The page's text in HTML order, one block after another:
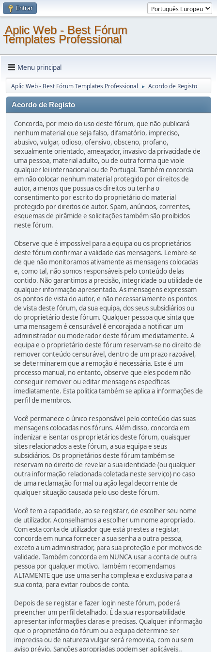
Entrar
Aplic Web - Best Fórum
Templates Professional
Menu principal
Aplic Web - Best Fórum Templates Professional ► Acordo de Registo
Acordo de Registo
Concorda, por meio do uso deste fórum, que não publicará
nenhum material que seja falso, difamatório, impreciso,
abusivo, vulgar, odioso, ofensivo, obsceno, profano,
sexualmente orientado, ameaçador, invasivo da privacidade de
uma pessoa, material adulto, ou de outra forma que viole
qualquer lei internacional ou de Portugal. Também concorda
em não colocar nenhum material protegido por direitos de
autor, a menos que possua os direitos ou tenha o
consentimento por escrito do proprietário do material
protegido por direitos de autor. Spam, anúncios, correntes,
esquemas de pirâmide e solicitações também são proibidos
neste fórum.
Observe que é impossível para a equipa ou os proprietários
deste fórum confirmar a validade das mensagens. Lembre-se
de que não monitoramos ativamente as mensagens colocadas
e, como tal, não somos responsáveis pelo conteúdo delas
contido. Não garantimos a precisão, integridade ou utilidade de
qualquer informação apresentada. As mensagens expressam
os pontos de vista do autor, e não necessariamente os pontos
de vista deste fórum, da sua equipa, dos seus subsidiários ou
do proprietário deste fórum. Qualquer pessoa que sinta que
uma mensagem é censurável é encorajada a notificar um
administrador ou moderador deste fórum imediatamente. A
equipa e o proprietário deste fórum reservam-se no direito de
remover conteúdo censurável, dentro de um prazo razoável,
se determinarem que a remoção é necessária. Este é um
processo manual, no entanto, observe que eles podem não
conseguir remover ou editar mensagens específicas
imediatamente. Esta política também se aplica a informações de
perfil de membros.
Você permanece o único responsável pelo conteúdo das suas
mensagens colocadas nos fóruns. Além disso, concorda em
indenizar e isentar os proprietários deste fórum, quaisquer
sites relacionados a este fórum, a sua equipa e seus
subsidiários. Os proprietários deste fórum também se
reservam no direito de revelar a sua identidade (ou qualquer
outra informação relacionada coletada neste serviço) no caso
de uma reclamação formal ou ação legal decorrente de
qualquer situação causada pelo uso deste fórum.
Você tem a capacidade, ao se registarr, de escolher seu nome
de utilizador. Aconselhamos a escolher um nome apropriado.
Com esta conta de utilizador que está prestes a registar,
concorda em nunca fornecer a sua senha a outra pessoa,
exceto a um administrador, para sua proteção e por motivos de
validade. Também concorda em NUNCA usar a conta de outra
pessoa por qualquer motivo. Também recomendamos
ALTAMENTE que use uma senha complexa e exclusiva para a
sua conta, para evitar roubos de conta.
Depois de se registar e fazer login neste fórum, poderá
preencher um perfil detalhado. É da sua responsabilidade
apresentar informações claras e precisas. Qualquer informação
que o proprietário do fórum ou a equipa determine ser
imprecisa ou de natureza vulgar será removida, com ou sem
aviso prévio. Sanções apropriadas podem ser aplicáveis..